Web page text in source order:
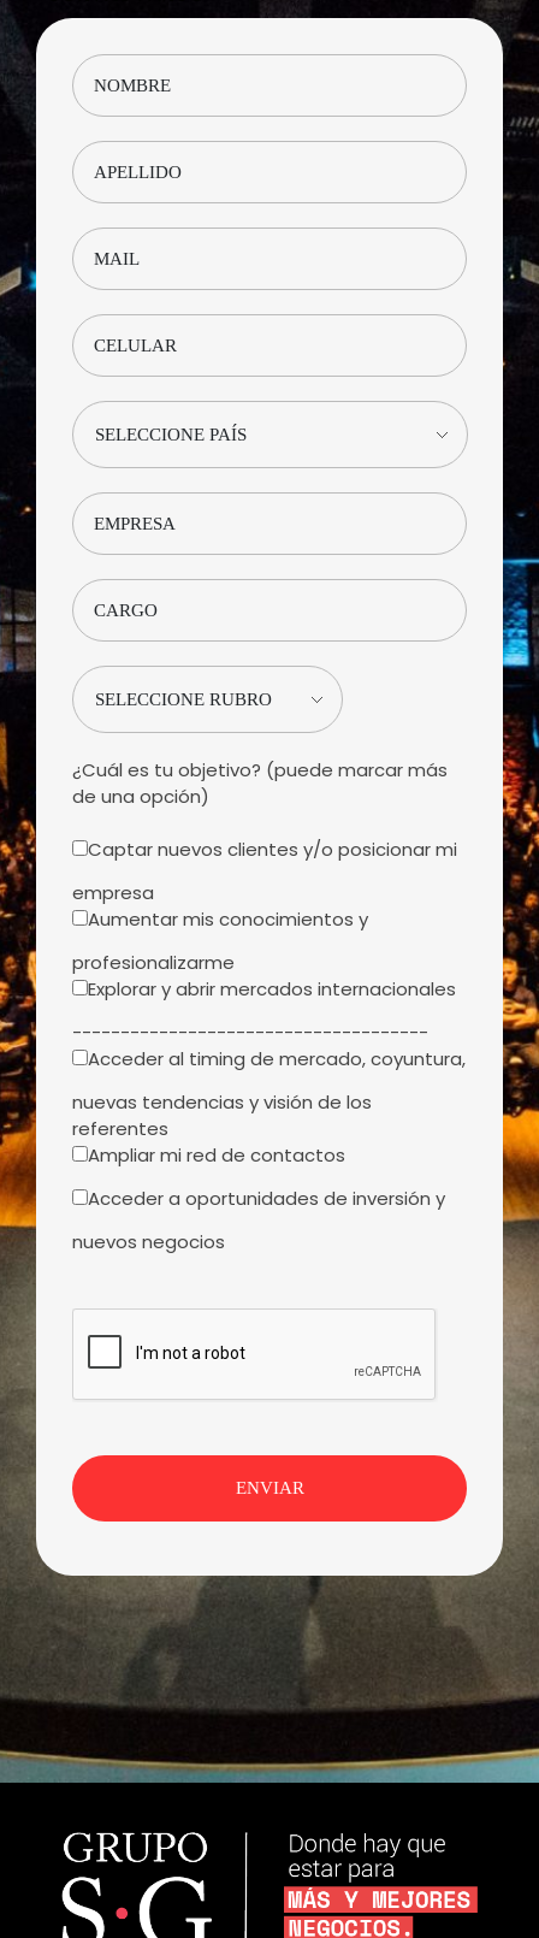
¿Cuál es tu objetivo? (puede marcar más
de una opción)
Captar nuevos clientes y/o posicionar mi
empresa
Aumentar mis conocimientos y
profesionalizarme
Explorar y abrir mercados internacionales
-------------------------------------
Acceder al timing de mercado, coyuntura,
nuevas tendencias y visión de los
referentes
Ampliar mi red de contactos
Acceder a oportunidades de inversión y
nuevos negocios
ENVIAR